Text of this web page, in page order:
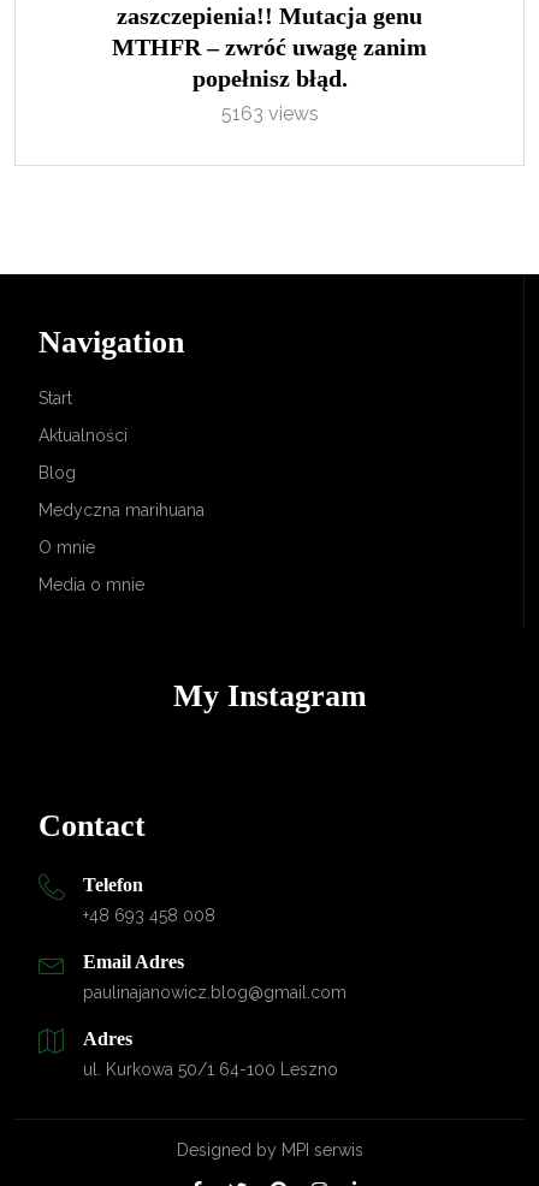
zaszczepienia!! Mutacja genu
MTHFR – zwróć uwagę zanim
popełnisz błąd.
5163 views
Navigation
Start
Aktualności
Blog
Medyczna marihuana
O mnie
Media o mnie
My Instagram
Contact
Telefon
+48 693 458 008
Email Adres
paulinajanowicz.blog@gmail.com
Adres
ul. Kurkowa 50/1 64-100 Leszno
Designed by MPI serwis